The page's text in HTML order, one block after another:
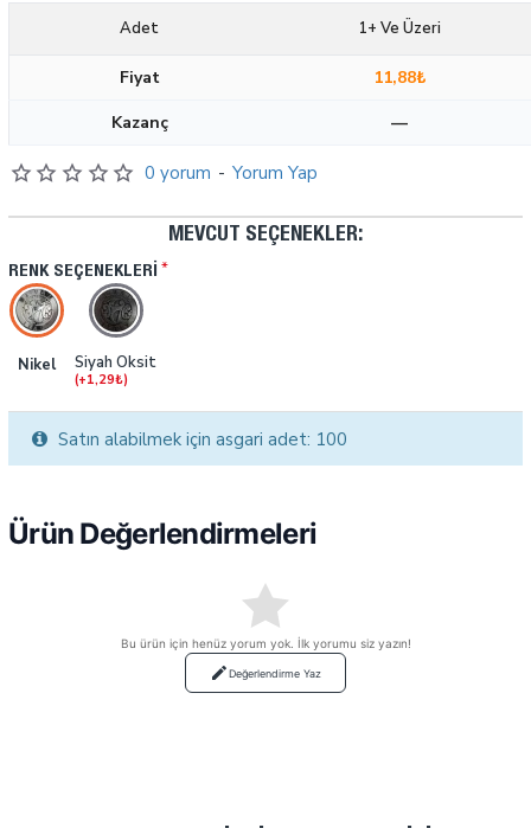
0 yorum - Yorum Yap
MEVCUT SEÇENEKLER:
RENK SEÇENEKLERI
Nikel Siyah Oksit
(+1,29₺)
Satın alabilmek için asgari adet: 100
Adet 1+ Ve Üzeri
Fiyat
11,88₺
Kazanç
—
Ürün Değerlendirmeleri
Bu ürün için henüz yorum yok. İlk yorumu siz yazın!
Değerlendirme Yaz